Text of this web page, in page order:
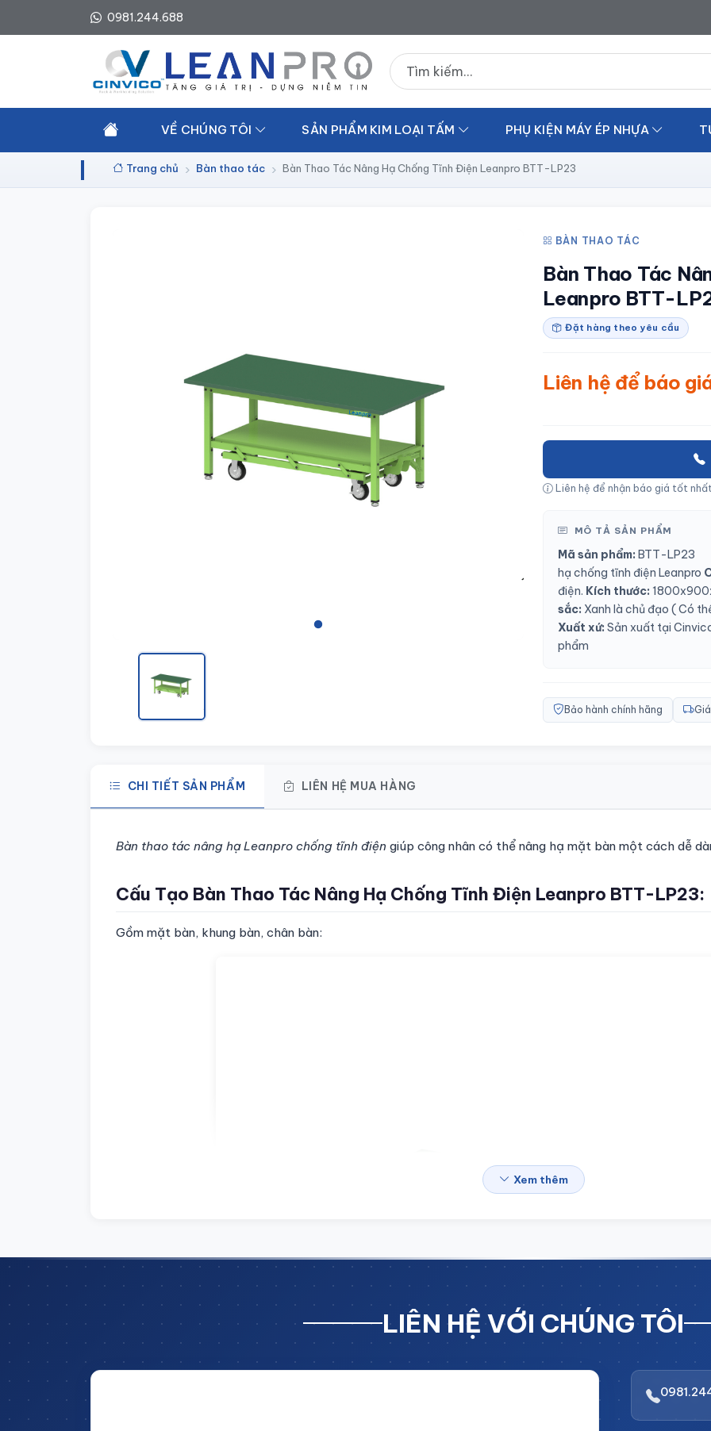
0981.244.688
Tìm kiếm sản phẩm
VỀ CHÚNG TÔI SẢN PHẨM KIM LOẠI TẤM PHỤ KIỆN MÁY ÉP NHỰA
Trang chủ Bàn thao tác Bàn Thao Tác Nâng Hạ Chống Tĩnh Điện Leanpro BTT-LP23
BÀN THAO TÁC
Bàn Thao Tác
Leanpro BTT-
Đặt hàng theo yêu cầu
Liên hệ để báo
Liên hệ để nhận báo giá tốt
MÔ TẢ SẢN PHẨM
Mã sản phẩm: BTT-LP23
hạ chống tĩnh điện Leanpro
điện. Kích thước:
sắc: Xanh là chủ đạo ( Có
Xuất xứ: Sản xuất tại
phẩm
Bảo hành chính hãng
CHI TIẾT SẢN PHẨM LIÊN HỆ MUA HÀNG
Chi tiết sản phẩm
Bàn thao tác nâng hạ Leanpro chống tĩnh điện giúp công nhân có thể nâng hạ mặt bàn một cách dễ
Cấu Tạo Bàn Thao Tác Nâng Hạ Chống Tĩnh Điện Leanpro BTT-LP23:
Gồm mặt bàn, khung bàn, chân bàn:
Xem thêm
LIÊN HỆ VỚI CHÚNG TÔI